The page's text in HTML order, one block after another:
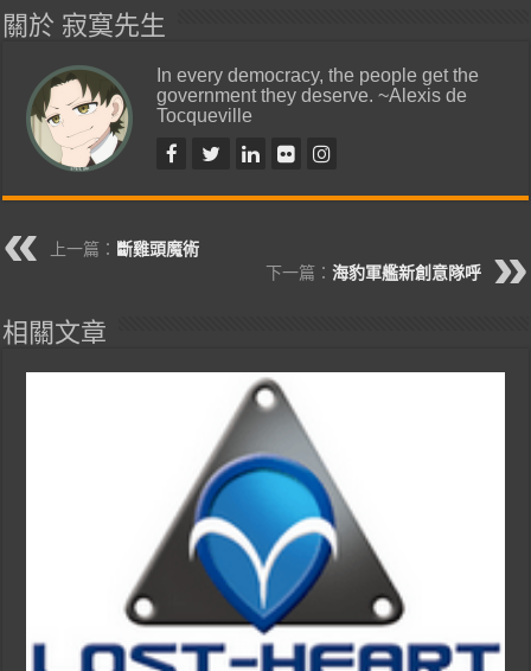
關於 寂寞先生
In every democracy, the people get the
government they deserve. ~Alexis de
Tocqueville
上一篇： 斷雞頭魔術
下一篇： 海豹軍艦新創意隊呼
相關文章